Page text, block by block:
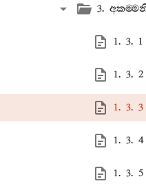
3.
1. 3. 1
1. 3. 2
1. 3. 3
1. 3. 4
1. 3. 5